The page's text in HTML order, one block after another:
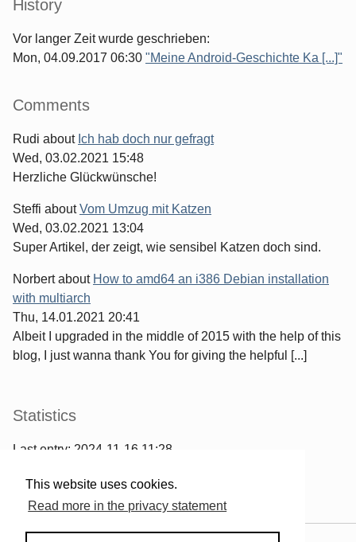
This website uses cookies.
Read more in the privacy statement
History
Vor langer Zeit wurde geschrieben:
Mon, 04.09.2017 06:30 "Meine Android-Geschichte Ka [...]"
Comments
Rudi about Ich hab doch nur gefragt
Wed, 03.02.2021 15:48
Herzliche Glückwünsche!
Steffi aboutVom Umzug mit Katzen
Wed, 03.02.2021 13:04
Super Artikel, der zeigt, wie sensibel Katzen doch sind.
Norbertabout How to amd64 an i386 Debian installation
with multiarch
Thu, 14.01.2021 20:41
Albeit I upgraded in the middle of 2015 with the help of this
blog, I just wanna thank You for giving the helpful [...]
Statistics
Last entry: 2024-11-16 11:28
2567comments have been made